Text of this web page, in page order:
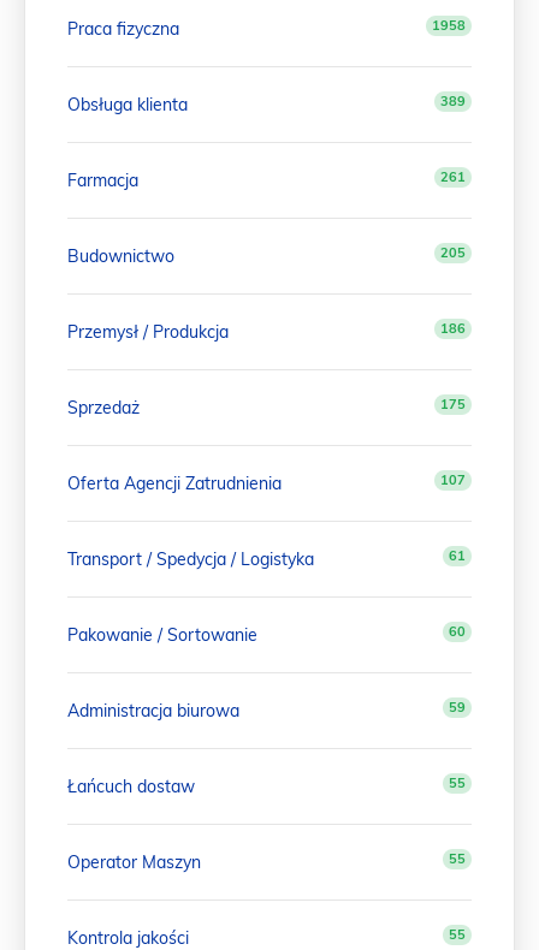
Praca fizyczna 1958
Obsługa klienta 389
Farmacja 261
Budownictwo 205
Przemysł / Produkcja 186
Sprzedaż 175
Oferta Agencji Zatrudnienia 107
Transport / Spedycja / Logistyka 61
Pakowanie / Sortowanie 60
Administracja biurowa 59
Łańcuch dostaw 55
Operator Maszyn 55
Kontrola jakości 55